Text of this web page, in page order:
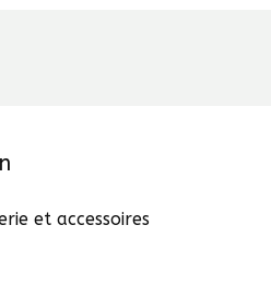
et accessoires